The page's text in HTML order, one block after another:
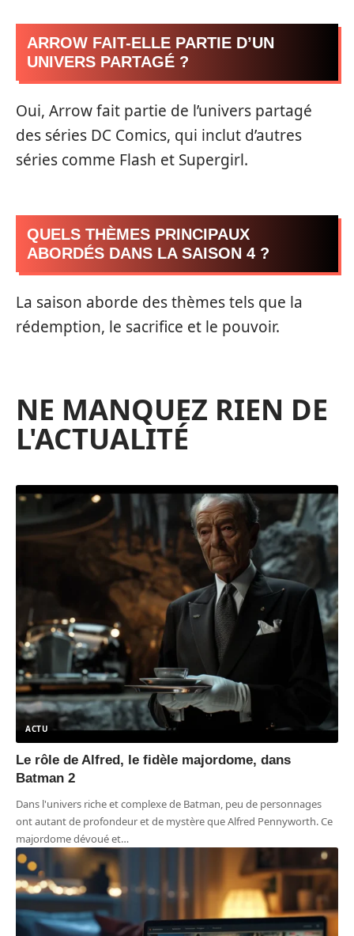
ARROW FAIT-ELLE PARTIE D’UN
UNIVERS PARTAGÉ ?
Oui, Arrow fait partie de l’univers partagé
des séries DC Comics, qui inclut d’autres
séries comme Flash et Supergirl.
QUELS THÈMES PRINCIPAUX
ABORDÉS DANS LA SAISON 4 ?
La saison aborde des thèmes tels que la
rédemption, le sacrifice et le pouvoir.
NE MANQUEZ RIEN DE
L'ACTUALITÉ
ACTU
Le rôle de Alfred, le fidèle majordome, dans
Batman 2
Dans l'univers riche et complexe de Batman, peu de personnages
ont autant de profondeur et de mystère que Alfred Pennyworth. Ce
majordome dévoué et…